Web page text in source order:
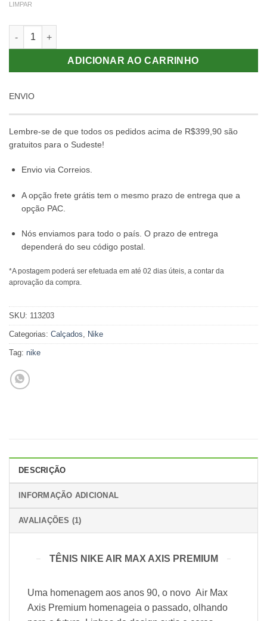
LIMPAR
Tênis Nike Air Max Axis Premium quantidade
ADICIONAR AO CARRINHO
ENVIO
Lembre-se de que todos os pedidos acima de R$399,90 são
gratuitos para o Sudeste!
Envio via Correios.
A opção frete grátis tem o mesmo prazo de entrega que a
opção PAC.
Nós enviamos para todo o país. O prazo de entrega
dependerá do seu código postal.
*A postagem poderá ser efetuada em até 02 dias úteis, a contar da
aprovação da compra.
SKU: 113203
Categorias: Calçados, Nike
Tag: nike
DESCRIÇÃO
INFORMAÇÃO ADICIONAL
AVALIAÇÕES (1)
TÊNIS NIKE AIR MAX AXIS PREMIUM
Uma homenagem aos anos 90, o novo Air Max
Axis Premium homenageia o passado, olhando